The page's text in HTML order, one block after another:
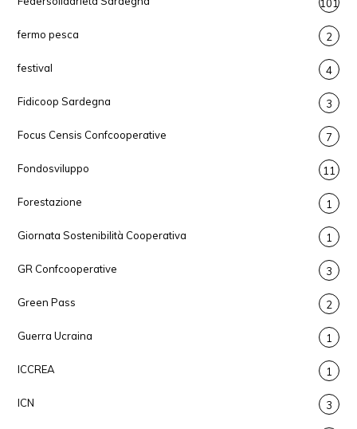
101
fermo pesca 2
festival 4
Fidicoop Sardegna 3
Focus Censis Confcooperative 7
Fondosviluppo 11
Forestazione 1
Giornata Sostenibilità Cooperativa 1
GR Confcooperative 3
Green Pass 2
Guerra Ucraina 1
ICCREA 1
ICN 3